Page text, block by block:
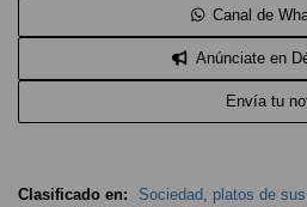
Canal de
Anúnciate en
Envía tu
Clasificado en: Sociedad platos de